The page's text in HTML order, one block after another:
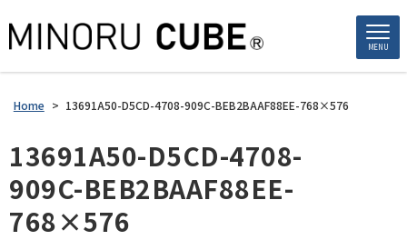
MENU
Home > 13691A50-D5CD-4708-909C-BEB2BAAF88EE-768×576
13691A50-D5CD-4708-
909C-BEB2BAAF88EE-
768×576